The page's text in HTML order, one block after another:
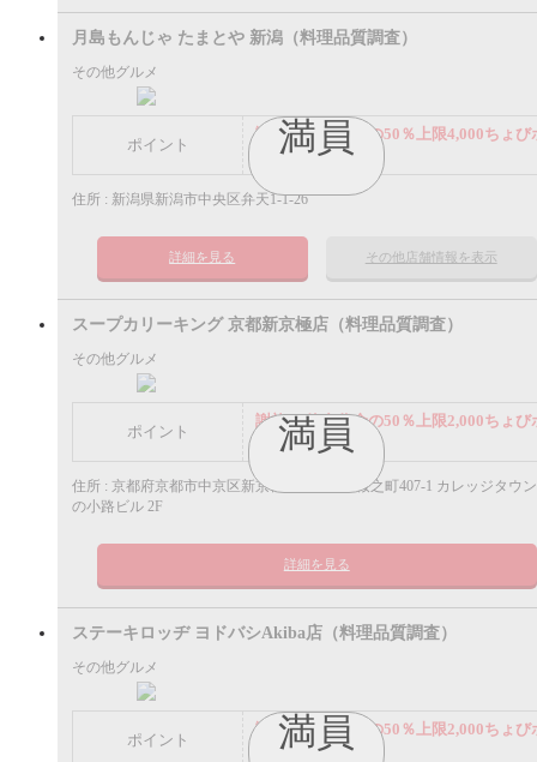
満員
月島もんじゃ たまとや 新潟（料理品質調査）
その他グルメ
ポイント
謝礼： 飲食代金の50％上限4,000ちょび
イント
住所 : 新潟県新潟市中央区弁天1-1-26
詳細を見る その他店舗情報を表示
満員
スープカリーキング 京都新京極店（料理品質調査）
その他グルメ
ポイント
謝礼： 飲食代金の50％上限2,000ちょび
イント
住所 : 京都府京都市中京区新京極通三条下ル桜之町407-1 カレッジタウ
の小路ビル 2F
詳細を見る
満員
ステーキロッヂ ヨドバシAkiba店（料理品質調査）
その他グルメ
ポイント
謝礼： 飲食代金の50％上限2,000ちょび
イント